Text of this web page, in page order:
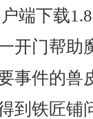
端下载
开门帮助
事件的兽
到铁匠铺